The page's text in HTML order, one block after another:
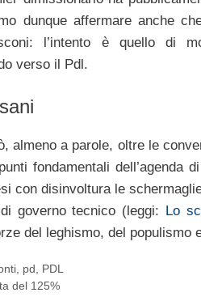
dunque affermare anche
l’intento è quello di
verso il Pdl.
almeno a parole, oltre le
fondamentali dell’agenda
con disinvoltura le
governo tecnico (leggi: Lo
del leghismo, del populismo
pd
PDL
del 125%